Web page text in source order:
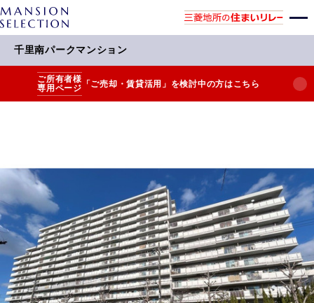
千里南パークマンション
ご所有者様
専用ページ 「ご売却・賃貸活用」を検討中の方はこちら